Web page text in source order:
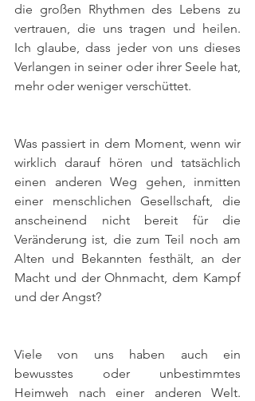
die großen Rhythmen des Lebens zu
vertrauen, die uns tragen und heilen.
Ich glaube, dass jeder von uns dieses
Verlangen in seiner oder ihrer Seele hat,
mehr oder weniger verschüttet.
Was passiert in dem Moment, wenn wir
wirklich darauf hören und tatsächlich
einen anderen Weg gehen, inmitten
einer menschlichen Gesellschaft, die
anscheinend nicht bereit für die
Veränderung ist, die zum Teil noch am
Alten und Bekannten festhält, an der
Macht und der Ohnmacht, dem Kampf
und der Angst?
Viele von uns haben auch ein
bewusstes oder unbestimmtes
Heimweh nach einer anderen Welt.